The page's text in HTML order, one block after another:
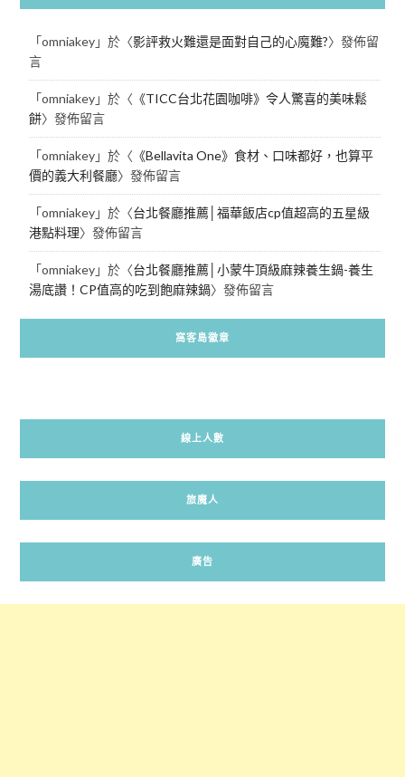
「omniakey」於〈影評救火難還是面對自己的心魔難?〉發佈留
言
「omniakey」於〈 《TICC台北花園咖啡》令人驚喜的美味鬆
餅〉發佈留言
「omniakey」於〈 《Bellavita One》食材、口味都好，也算平
價的義大利餐廳〉發佈留言
「omniakey」於〈台北餐廳推薦│福華飯店cp值超高的五星級
港點料理〉發佈留言
「omniakey」於〈台北餐廳推薦│小蒙牛頂級麻辣養生鍋-養生
湯底讚！CP值高的吃到飽麻辣鍋〉發佈留言
窩客島徽章
線上人數
旅魔人
廣告